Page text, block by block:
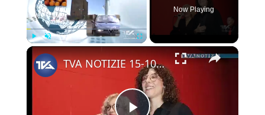
Play Unmute
Now Playing
×
TVA NOTIZIE 15-10-25